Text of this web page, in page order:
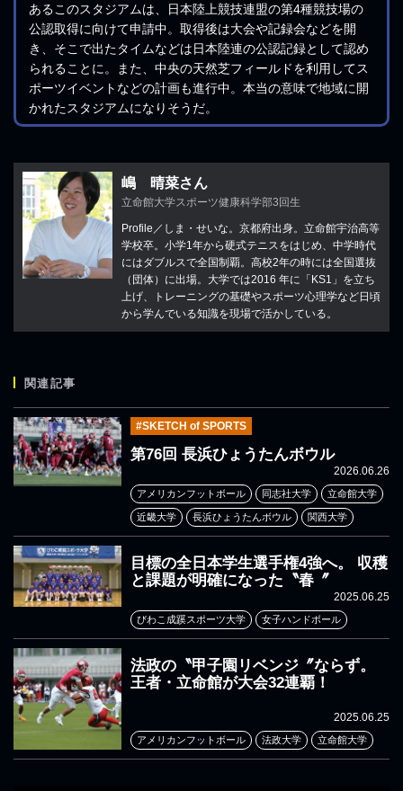
あるこのスタジアムは、日本陸上競技連盟の第4種競技場の
公認取得に向けて申請中。取得後は大会や記録会などを開
き、そこで出たタイムなどは日本陸連の公認記録として認め
られることに。また、中央の天然芝フィールドを利用してス
ポーツイベントなどの計画も進行中。本当の意味で地域に開
かれたスタジアムになりそうだ。
嶋 晴菜さん
立命館大学スポーツ健康科学部3回生
Profile／しま・せいな。京都府出身。立命館宇治高等
学校卒。小学1年から硬式テニスをはじめ、中学時代
にはダブルスで全国制覇。高校2年の時には全国選抜
（団体）に出場。大学では2016 年に「KS1」を立ち
上げ、トレーニングの基礎やスポーツ心理学など日頃
から学んでいる知識を現場で活かしている。
関連記事
#SKETCH of SPORTS
第76回 長浜ひょうたんボウル
2026.06.26
アメリカンフットボール 同志社大学 立命館大学
近畿大学 長浜ひょうたんボウル 関西大学
目標の全日本学生選手権4強へ。 収穫
と課題が明確になった〝春〞
2025.06.25
びわこ成蹊スポーツ大学 女子ハンドボール
法政の〝甲子園リベンジ〞ならず。
王者・立命館が大会32連覇！
2025.06.25
アメリカンフットボール 法政大学 立命館大学